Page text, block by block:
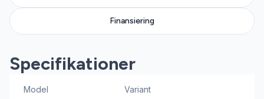
Finansiering
Specifikationer
Model Variant